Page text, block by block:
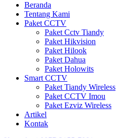
Beranda
Tentang Kami
Paket CCTV
Paket Cctv Tiandy
Paket Hikvision
Paket Hilook
Paket Dahua
Paket Holowits
Smart CCTV
Paket Tiandy Wireless
Paket CCTV Imou
Paket Ezviz Wireless
Artikel
Kontak